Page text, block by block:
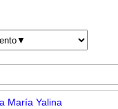
María Yalina